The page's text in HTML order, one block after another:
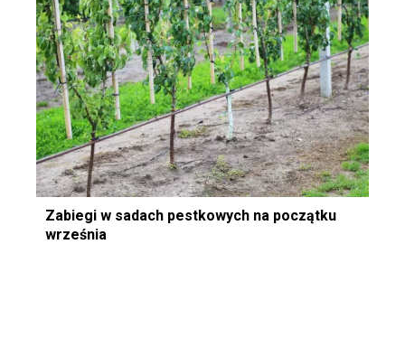
Zabiegi w sadach pestkowych na początku
września